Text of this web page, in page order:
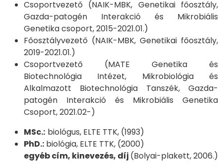
Csoportvezető (NAIK-MBK, Genetikai főosztály,
Gazda-patogén Interakció és Mikrobiális
Genetika csoport, 2015-2021.01.)
Főosztályvezető (NAIK-MBK, Genetikai főosztály,
2019-2021.01.)
Csoportvezető (MATE Genetika és
Biotechnológia Intézet, Mikrobiológia és
Alkalmazott Biotechnológia Tanszék, Gazda-
patogén Interakció és Mikrobiális Genetika
Csoport, 2021.02-)
MSc.: biológus, ELTE TTK, (1993)
PhD.: biológia, ELTE TTK, (2000)
egyéb cím, kinevezés, díj (Bolyai-plakett, 2006.)